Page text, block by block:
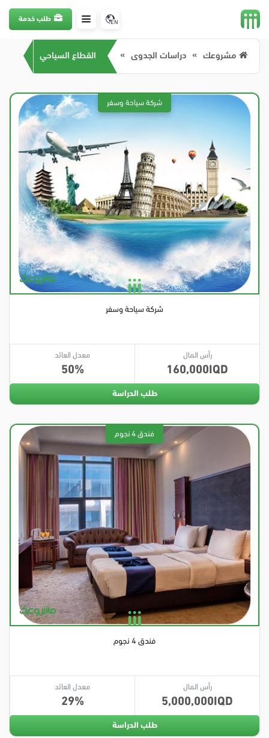
EN طلب خدمة
مشروعك دراسات الجدوى القطاع السياحي
شركة سياحة وسفر
رأس المال
160,000
معدل العائد
50
طلب الدراسة
فندق 4 نجوم
رأس المال
5,000,000
معدل العائد
29
طلب الدراسة